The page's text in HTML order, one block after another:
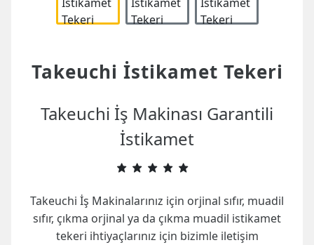
Takeuchi İstikamet Tekeri
Takeuchi İş Makinası Garantili
İstikamet
Takeuchi İş Makinalarınız için orjinal sıfır, muadil
sıfır, çıkma orjinal ya da çıkma muadil istikamet
tekeri ihtiyaçlarınız için bizimle iletişim